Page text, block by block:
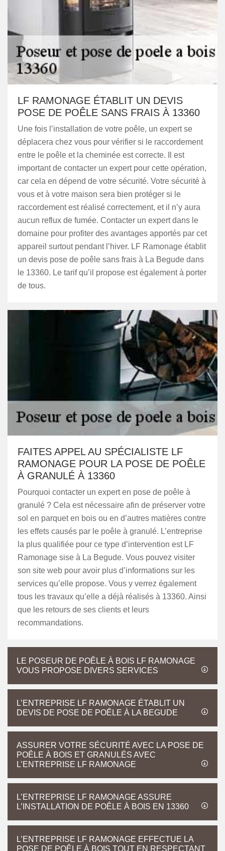
LF RAMONAGE ÉTABLIT UN DEVIS
POSE DE POÊLE SANS FRAIS À 13360
Une fois l’installation de votre poêle, un expert se
déplacera chez vous pour vérifier si le raccordement
entre le poêle et la cheminée est correcte. Il est
important de contacter un expert pour cette opération,
car cela en dépend de votre sécurité. Votre sécurité à
vous et à votre maison sera bien protéger si le
raccordement est réalisé correctement, et il n’y aura
aucun reflux de fumée. Contacter un expert dans le
domaine pour profiter des avantages apportés par cet
appareil surtout pendant l’hiver. LF Ramonage établit
un devis pose de poêle sans frais à La Begude dans
le 13360. Le tarif qu’il propose est également à porter
de tous.
FAITES APPEL AU SPÉCIALISTE LF
RAMONAGE POUR LA POSE DE POÊLE
À GRANULÉ À 13360
Pourquoi contacter un expert en pose de poêle à
granulé ? Cela est nécessaire afin de préserver votre
sol en parquet en bois ou en d’autres matières contre
les effets causés par le poêle à granulé. L’entreprise
la plus qualifiée pour ce type d’intervention est LF
Ramonage sise à La Begude. Vous pouvez visiter
son site web pour avoir plus d’informations sur les
services qu’elle propose. Vous y verrez également
tous les travaux qu’elle a déjà réalisés à 13360. Ainsi
que les retours de ses clients et leurs
recommandations.
LE POSEUR DE POÊLE À BOIS LF RAMONAGE
VOUS PROPOSE DIVERS SERVICES
L’ENTREPRISE LF RAMONAGE ÉTABLIT UN
DEVIS DE POSE DE POÊLE À LA BEGUDE
ASSURER VOTRE SÉCURITÉ AVEC LA POSE DE
POÊLE À BOIS ET GRANULÉS AVEC
L’ENTREPRISE LF RAMONAGE
L’ENTREPRISE LF RAMONAGE ASSURE
L’INSTALLATION DE POÊLE À BOIS EN 13360
L’ENTREPRISE LF RAMONAGE EFFECTUE LA
POSE DE POÊLE À BOIS TOUT EN RESPECTANT